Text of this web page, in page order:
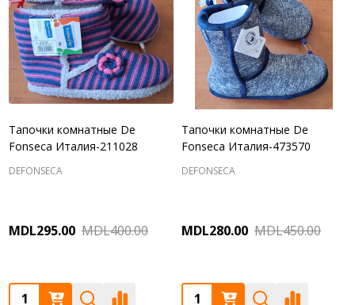
Тапочки комнатные De
Fonseca Италия-211028
DEFONSECA
MDL295.00 MDL400.00
Quantity:
Тапочки комнатные De
Fonseca Италия-473570
DEFONSECA
MDL280.00 MDL450.00
Quantity: